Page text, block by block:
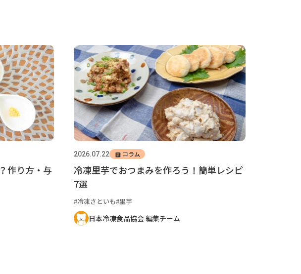
作り方・与
2026.07.22 コラム
冷凍里芋でおつまみを作ろう！簡単レシピ
7選
冷凍さといも 里芋
日本冷凍食品協会 編集チーム